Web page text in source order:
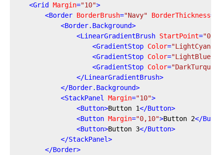
<Grid Margin="10">
<Border BorderBrush="Navy" BorderThickness=
<Border.Background>
<LinearGradientBrush StartPoint=
<GradientStop Color="LightCyan"
<GradientStop Color="LightBlue"
<GradientStop Color=
</LinearGradientBrush>
</Border.Background>
<StackPanel Margin="10">
<Button>Button 1</Button>
<Button Margin="0,10">Button 2</
<Button>Button 3</Button>
</StackPanel>
</Border>